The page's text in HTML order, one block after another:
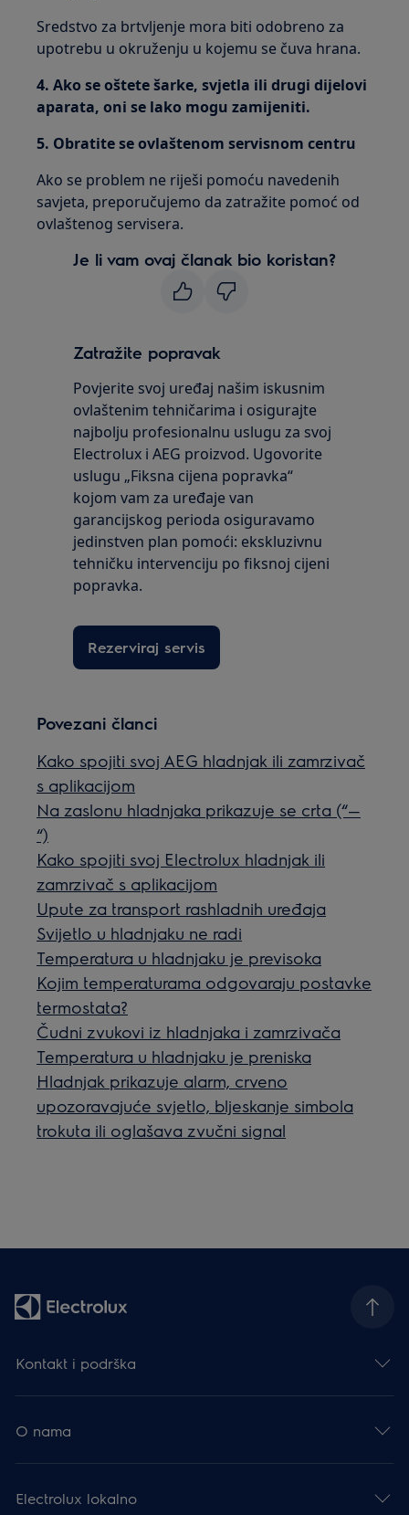
Sredstvo za brtvljenje mora biti odobreno za
upotrebu u okruženju u kojemu se čuva hrana.
4. Ako se oštete šarke, svjetla ili drugi dijelovi
aparata, oni se lako mogu zamijeniti.
5. Obratite se ovlaštenom servisnom centru
Ako se problem ne riješi pomoću navedenih
savjeta, preporučujemo da zatražite pomoć od
ovlaštenog servisera.
Je li vam ovaj članak bio koristan?
Zatražite popravak
Povjerite svoj uređaj našim iskusnim
ovlaštenim tehničarima i osigurajte
najbolju profesionalnu uslugu za svoj
Electrolux i AEG proizvod. Ugovorite
uslugu „Fiksna cijena popravka“
kojom vam za uređaje van
garancijskog perioda osiguravamo
jedinstven plan pomoći: ekskluzivnu
tehničku intervenciju po fiksnoj cijeni
popravka.
Rezerviraj servis
Povezani članci
Kako spojiti svoj AEG hladnjak ili zamrzivač
s aplikacijom
Na zaslonu hladnjaka prikazuje se crta (“—
“)
Kako spojiti svoj Electrolux hladnjak ili
zamrzivač s aplikacijom
Upute za transport rashladnih uređaja
Svijetlo u hladnjaku ne radi
Temperatura u hladnjaku je previsoka
Kojim temperaturama odgovaraju postavke
termostata?
Čudni zvukovi iz hladnjaka i zamrzivača
Temperatura u hladnjaku je preniska
Hladnjak prikazuje alarm, crveno
upozoravajuće svjetlo, bljeskanje simbola
trokuta ili oglašava zvučni signal
Kontakt i podrška
O nama
Electrolux lokalno